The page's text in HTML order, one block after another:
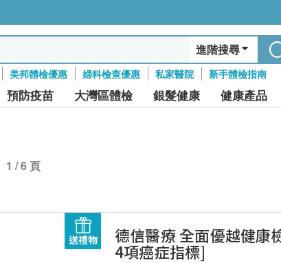
進階搜尋
美邦體檢優惠 婦科檢查優惠 私家醫院 新手體檢指南
預防疫苗 大灣區體檢 銀髮健康 健康產品
1 / 6 頁
送禮物 德信醫療 全面優越健康
4項癌症指標]